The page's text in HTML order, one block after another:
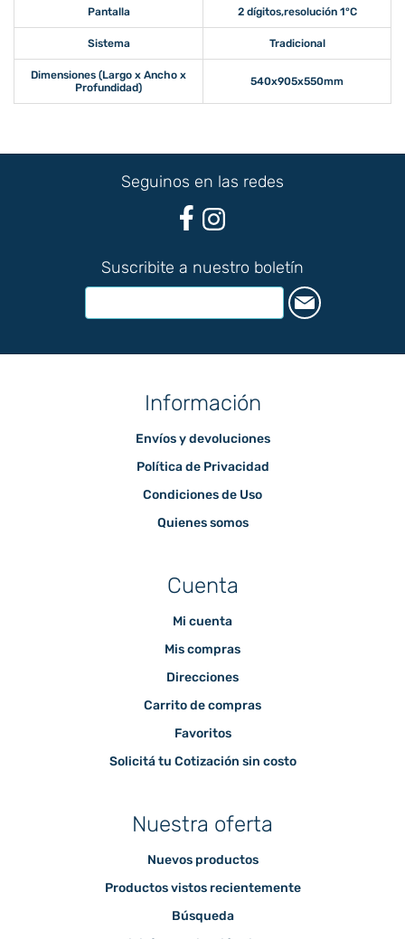
Pantalla 2 dígitos,resolución 1°C
Sistema Tradicional
Dimensiones (Largo x Ancho x
Profundidad)
540x905x550mm
Seguinos en las redes
Suscribite a nuestro boletín
Información
Envíos y devoluciones
Política de Privacidad
Condiciones de Uso
Quienes somos
Cuenta
Mi cuenta
Mis compras
Direcciones
Carrito de compras
Favoritos
Solicitá tu Cotización sin costo
Nuestra oferta
Nuevos productos
Productos vistos recientemente
Búsqueda